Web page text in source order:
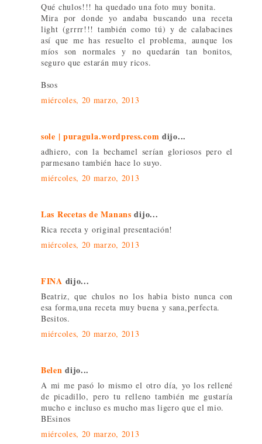
Qué chulos!!! ha quedado una foto muy bonita.
Mira por donde yo andaba buscando una receta
light (grrrr!!! también como tú) y de calabacines
así que me has resuelto el problema, aunque los
míos son normales y no quedarán tan bonitos,
seguro que estarán muy ricos.
Bsos
miércoles, 20 marzo, 2013
sole | puragula.wordpress.com dijo...
adhiero, con la bechamel serían gloriosos pero el
parmesano también hace lo suyo.
miércoles, 20 marzo, 2013
Las Recetas de Manans dijo...
Rica receta y original presentación!
miércoles, 20 marzo, 2013
FINA dijo...
Beatriz, que chulos no los habia bisto nunca con
esa forma,una receta muy buena y sana,perfecta.
Besitos.
miércoles, 20 marzo, 2013
Belen dijo...
A mi me pasó lo mismo el otro día, yo los rellené
de picadillo, pero tu relleno también me gustaría
mucho e incluso es mucho mas ligero que el mio.
BEsinos
miércoles, 20 marzo, 2013